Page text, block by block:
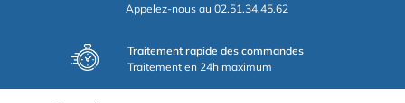
Appelez-nous au 02.51.34.45.62
Traitement rapide des commandes
Traitement en 24h maximum